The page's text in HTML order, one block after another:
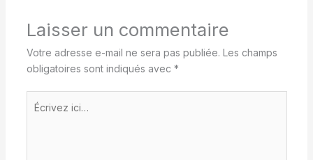
Laisser un commentaire
Votre adresse e-mail ne sera pas publiée. Les champs
obligatoires sont indiqués avec *
ici…